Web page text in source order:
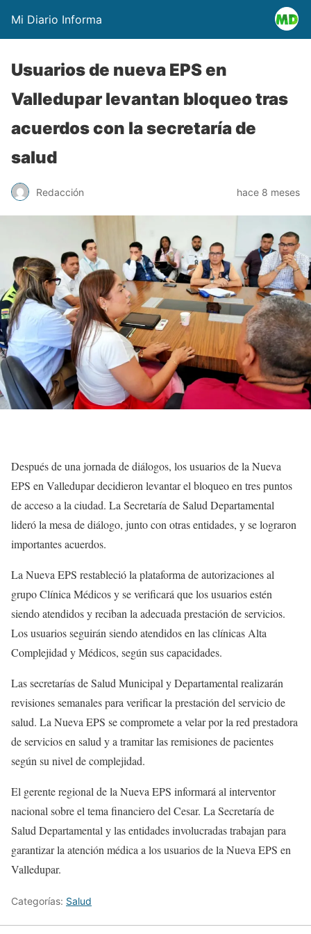
Mi Diario Informa
Usuarios de nueva EPS en
Valledupar levantan bloqueo tras
acuerdos con la secretaría de
salud
Redacción hace 8 meses
Después de una jornada de diálogos, los usuarios de la Nueva
EPS en Valledupar decidieron levantar el bloqueo en tres puntos
de acceso a la ciudad. La Secretaría de Salud Departamental
lideró la mesa de diálogo, junto con otras entidades, y se lograron
importantes acuerdos.
La Nueva EPS restableció la plataforma de autorizaciones al
grupo Clínica Médicos y se verificará que los usuarios estén
siendo atendidos y reciban la adecuada prestación de servicios.
Los usuarios seguirán siendo atendidos en las clínicas Alta
Complejidad y Médicos, según sus capacidades.
Las secretarías de Salud Municipal y Departamental realizarán
revisiones semanales para verificar la prestación del servicio de
salud. La Nueva EPS se compromete a velar por la red prestadora
de servicios en salud y a tramitar las remisiones de pacientes
según su nivel de complejidad.
El gerente regional de la Nueva EPS informará al interventor
nacional sobre el tema financiero del Cesar. La Secretaría de
Salud Departamental y las entidades involucradas trabajan para
garantizar la atención médica a los usuarios de la Nueva EPS en
Valledupar.
Categorías: Salud